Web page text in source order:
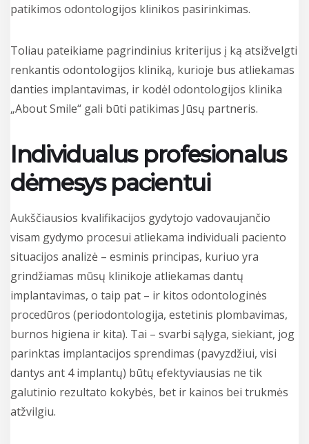
patikimos odontologijos klinikos pasirinkimas.
Toliau pateikiame pagrindinius kriterijus į ką atsižvelgti
renkantis odontologijos kliniką, kurioje bus atliekamas
danties implantavimas, ir kodėl odontologijos klinika
„About Smile“ gali būti patikimas Jūsų partneris.
Individualus profesionalus
dėmesys pacientui
Aukščiausios kvalifikacijos gydytojo vadovaujančio
visam gydymo procesui atliekama individuali paciento
situacijos analizė – esminis principas, kuriuo yra
grindžiamas mūsų klinikoje atliekamas dantų
implantavimas, o taip pat – ir kitos odontologinės
procedūros (periodontologija, estetinis plombavimas,
burnos higiena ir kita). Tai – svarbi sąlyga, siekiant, jog
parinktas implantacijos sprendimas (pavyzdžiui, visi
dantys ant 4 implantų) būtų efektyviausias ne tik
galutinio rezultato kokybės, bet ir kainos bei trukmės
atžvilgiu.